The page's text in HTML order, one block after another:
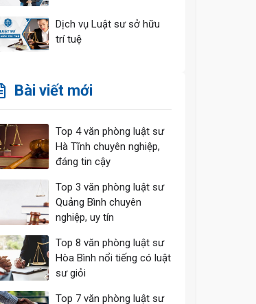
Dịch vụ Luật sư sở hữu
trí tuệ
Bài viết mới
Top 4 văn phòng luật sư
Hà Tĩnh chuyên nghiệp,
đáng tin cậy
Top 3 văn phòng luật sư
Quảng Bình chuyên
nghiệp, uy tín
Top 8 văn phòng luật sư
Hòa Bình nổi tiếng có luật
sư giỏi
Top 7 văn phòng luật sư